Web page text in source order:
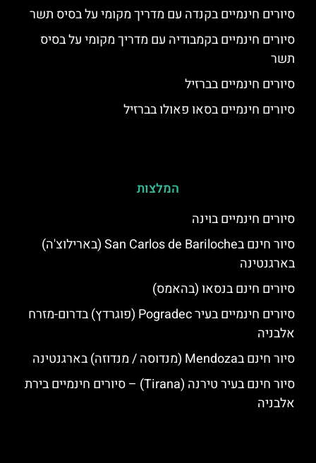
סיורים חינמיים בקנדה עם מדריך מקומי על בסיס תשר
סיורים חינמיים בקמבודיה עם מדריך מקומי על בסיס
תשר
סיורים חינמיים בברזיל
סיורים חינמיים בסאו פאולו בברזיל
המלצות
סיורים חינמיים בוינה
סיור חינם בSan Carlos de Bariloche (בארילוצ'ה)
בארגנטינה
סיורים חינם בנסאו (בהאמס)
סיורים חינמיים בעיר Pogradec (פוגרדץ) בדרום-מזרח
אלבניה
סיור חינם בMendoza (מנדוסה / מנדוזה) בארגנטינה
סיור חינם בעיר טירנה (Tirana) – סיורים חינמיים בירת
אלבניה